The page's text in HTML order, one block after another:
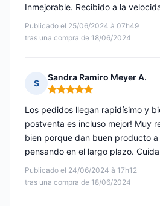
Publicado el 25/06/2024 à 07h49
tras una compra de 18/06/2024
Inmejorable. Recibido a la
S
Sandra Ramiro Meyer A.
Nota: 5 de 5
Publicado el 24/06/2024 à 17h12
tras una compra de 18/06/2024
Los pedidos llegan rapidísimo y
postventa es incluso mejor! Muy
bien porque dan buen producto
pensando en el largo plazo.